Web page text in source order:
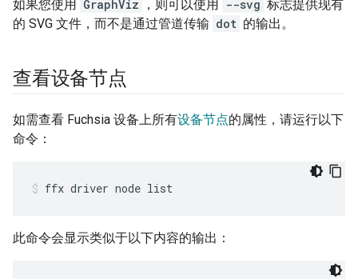
如果您使用 GraphViz ，则可以使用 --svg 标志提供现有
的 SVG 文件，而不是通过管道传输 dot 的输出。
查看设备节点
如需查看 Fuchsia 设备上所有设备节点的属性，请运行以下
命令：
ffx driver node list
此命令会显示类似于以下内容的输出：